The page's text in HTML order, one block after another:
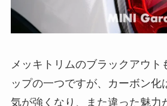
メッキトリムのブラックアウト
ップの一つですが、カーボン化
気が強くなり、また違った魅力